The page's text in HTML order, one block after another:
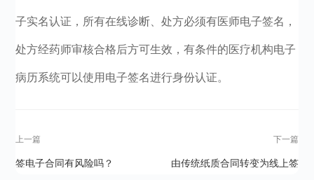
子实名认证，所有在线诊断、处方必须有医师电子签名，
处方经药师审核合格后方可生效，有条件的医疗机构电子
病历系统可以使用电子签名进行身份认证。
上一篇
签电子合同有风险吗？
下一篇
由传统纸质合同转变为线上签